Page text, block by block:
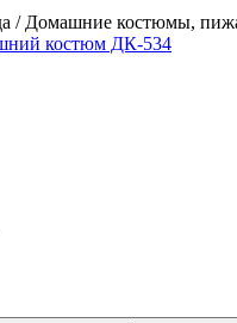
/ Домашние костюмы,
костюм ДК-534